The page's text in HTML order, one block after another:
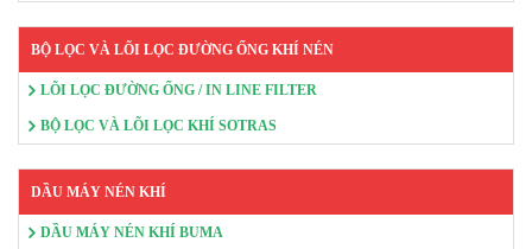
BỘ LỌC VÀ LÕI LỌC ĐƯỜNG ỐNG KHÍ NÉN
LÕI LỌC ĐƯỜNG ỐNG / IN LINE FILTER
BỘ LỌC VÀ LÕI LỌC KHÍ SOTRAS
DẦU MÁY NÉN KHÍ
DẦU MÁY NÉN KHÍ BUMA